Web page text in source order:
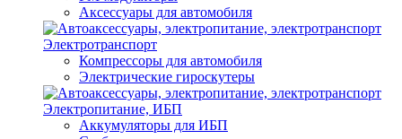
Аксессуары для автомобиля
Электротранспорт
Компрессоры для автомобиля
Электрические гироскутеры
Электропитание, ИБП
Аккумуляторы для ИБП